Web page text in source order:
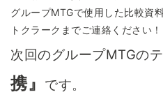
グループMTGで使用した比較資
トクラークまでご連絡ください！
次回のグループMTGの
携』
です。